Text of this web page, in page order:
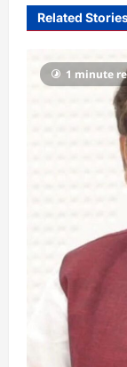
vRelated
1 minute